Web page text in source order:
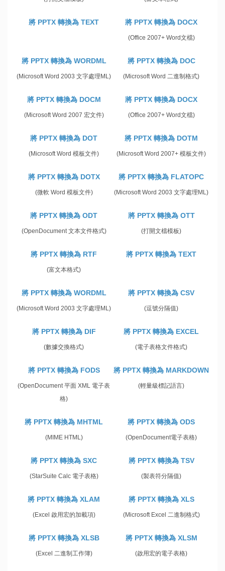
將 PPTX 轉換為 TEXT 將 PPTX 轉換為 DOCX
(Office 2007+ Word文檔)
將 PPTX 轉換為 WORDML
(Microsoft Word 2003 文字處理ML)
將 PPTX 轉換為 DOC
(Microsoft Word 二進制格式)
將 PPTX 轉換為 DOCM
(Microsoft Word 2007 宏文件)
將 PPTX 轉換為 DOCX
(Office 2007+ Word文檔)
將 PPTX 轉換為 DOT
(Microsoft Word 模板文件)
將 PPTX 轉換為 DOTM
(Microsoft Word 2007+ 模板文件)
將 PPTX 轉換為 DOTX
(微軟 Word 模板文件)
將 PPTX 轉換為 FLATOPC
(Microsoft Word 2003 文字處理ML)
將 PPTX 轉換為 ODT
(OpenDocument 文本文件格式)
將 PPTX 轉換為 OTT
(打開文檔模板)
將 PPTX 轉換為 RTF
(富文本格式)
將 PPTX 轉換為 TEXT
將 PPTX 轉換為 WORDML
(Microsoft Word 2003 文字處理ML)
將 PPTX 轉換為 CSV
(逗號分隔值)
將 PPTX 轉換為 DIF
(數據交換格式)
將 PPTX 轉換為 EXCEL
(電子表格文件格式)
將 PPTX 轉換為 FODS
(OpenDocument 平面 XML 電子表
格)
將 PPTX 轉換為 MARKDOWN
(輕量級標記語言)
將 PPTX 轉換為 MHTML
(MIME HTML)
將 PPTX 轉換為 ODS
(OpenDocument電子表格)
將 PPTX 轉換為 SXC
(StarSuite Calc 電子表格)
將 PPTX 轉換為 TSV
(製表符分隔值)
將 PPTX 轉換為 XLAM
(Excel 啟用宏的加載項)
將 PPTX 轉換為 XLS
(Microsoft Excel 二進制格式)
將 PPTX 轉換為 XLSB
(Excel 二進制工作簿)
將 PPTX 轉換為 XLSM
(啟用宏的電子表格)